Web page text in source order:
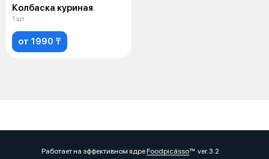
Колбаска куриная
1 шт.
от 1990 ₸
Работает на эффективном ядреFoodpicássover. 3.2